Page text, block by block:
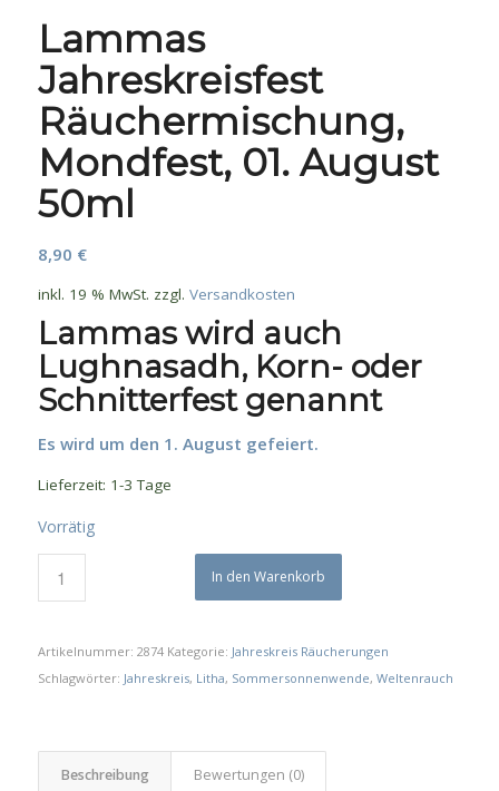
Lammas
Jahreskreisfest
Räuchermischung,
Mondfest, 01. August
50ml
8,90 €
inkl. 19 % MwSt. zzgl. Versandkosten
Lammas wird auch
Lughnasadh, Korn- oder
Schnitterfest genannt
Es wird um den 1. August gefeiert.
Lieferzeit: 1-3 Tage
Vorrätig
In den Warenkorb
Artikelnummer: 2874 Kategorie: Jahreskreis Räucherungen
Schlagwörter: Jahreskreis, Litha, Sommersonnenwende, Weltenrauch
Beschreibung Bewertungen (0)